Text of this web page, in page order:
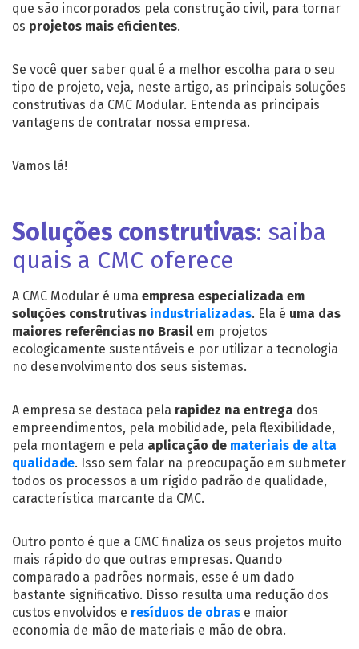
que são incorporados pela construção civil, para tornar
os projetos mais eficientes.
Se você quer saber qual é a melhor escolha para o seu
tipo de projeto, veja, neste artigo, as principais soluções
construtivas da CMC Modular. Entenda as principais
vantagens de contratar nossa empresa.
Vamos lá!
Soluções construtivas: saiba
quais a CMC oferece
A CMC Modular é uma empresa especializada em
soluções construtivas industrializadas. Ela é uma das
maiores referências no Brasil em projetos
ecologicamente sustentáveis e por utilizar a tecnologia
no desenvolvimento dos seus sistemas.
A empresa se destaca pela rapidez na entrega dos
empreendimentos, pela mobilidade, pela flexibilidade,
pela montagem e pela aplicação de materiais de alta
qualidade. Isso sem falar na preocupação em submeter
todos os processos a um rígido padrão de qualidade,
característica marcante da CMC.
Outro ponto é que a CMC finaliza os seus projetos muito
mais rápido do que outras empresas. Quando
comparado a padrões normais, esse é um dado
bastante significativo. Disso resulta uma redução dos
custos envolvidos e resíduos de obras e maior
economia de mão de materiais e mão de obra.